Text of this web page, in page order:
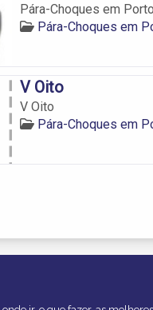
Pára-Choques em
Pára-Choques em
V Oito
V Oito
Pára-Choques em